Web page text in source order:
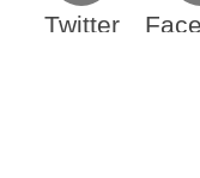
Twitter